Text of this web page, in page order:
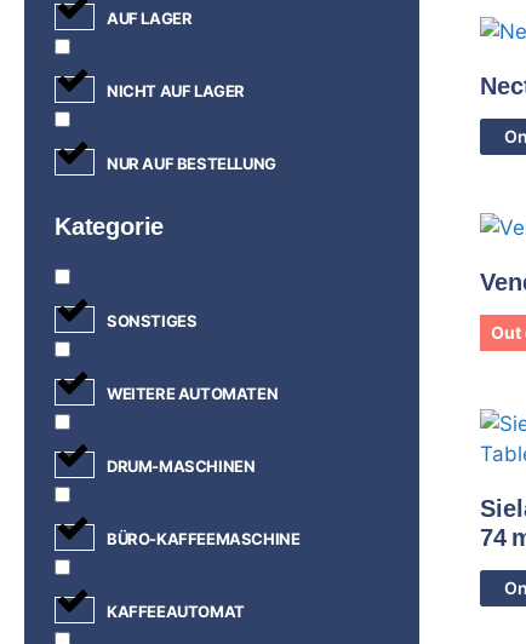
AUF LAGER
NICHT AUF LAGER
NUR AUF BESTELLUNG
Kategorie
SONSTIGES
WEITERE AUTOMATEN
DRUM-MASCHINEN
BÜRO-KAFFEEMASCHINE
KAFFEEAUTOMAT
Out
74